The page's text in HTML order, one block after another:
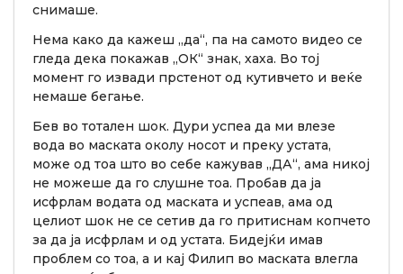
снимаше.
Нема како да кажеш „да“, па на самото видео се
гледа дека покажав „ОК“ знак, хаха. Во тој
момент го извади прстенот од кутивчето и веќе
немаше бегање.
Бев во тотален шок. Дури успеа да ми влезе
вода во маската околу носот и преку устата,
може од тоа што во себе кажував „ДА“, ама никој
не можеше да го слушне тоа. Пробав да ја
исфрлам водата од маската и успеав, ама од
целиот шок не се сетив да го притиснам копчето
за да ја исфрлам и од устата. Бидејќи имав
проблем со тоа, а и кај Филип во маската влегла